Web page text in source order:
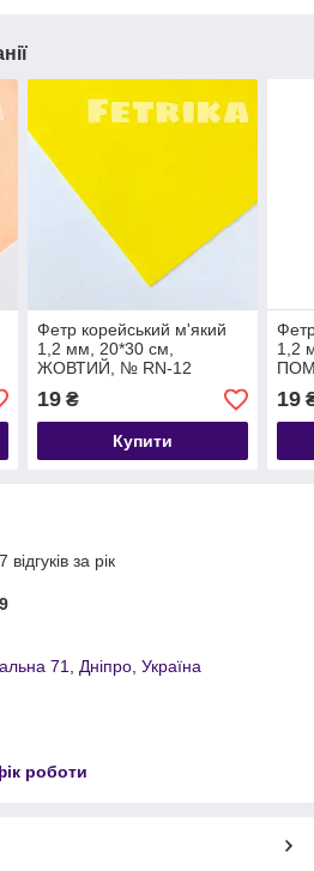
Фетр корейський м'який
1,2 мм, 20*30 см,
ЖОВТИЙ, № RN-12
19₴
Купити
1,2
08
19
за рік
71, Дніпро, Україна
роботи